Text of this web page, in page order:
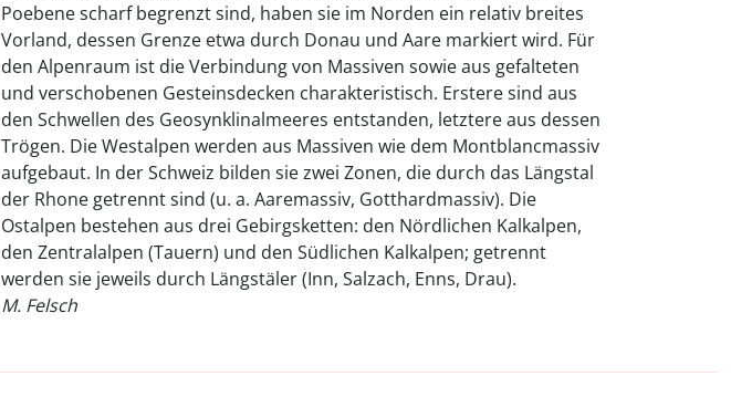
Poebene scharf begrenzt sind, haben sie im Norden ein relativ breites
Vorland, dessen Grenze etwa durch Donau und Aare markiert wird. Für
den Alpenraum ist die Verbindung von Massiven sowie aus gefalteten
und verschobenen Gesteinsdecken charakteristisch. Erstere sind aus
den Schwellen des Geosynklinalmeeres entstanden, letztere aus dessen
Trögen. Die Westalpen werden aus Massiven wie dem Montblancmassiv
aufgebaut. In der Schweiz bilden sie zwei Zonen, die durch das Längstal
der Rhone getrennt sind (u. a. Aaremassiv, Gotthardmassiv). Die
Ostalpen bestehen aus drei Gebirgsketten: den Nördlichen Kalkalpen,
den Zentralalpen (Tauern) und den Südlichen Kalkalpen; getrennt
werden sie jeweils durch Längstäler (Inn, Salzach, Enns, Drau).
M. Felsch